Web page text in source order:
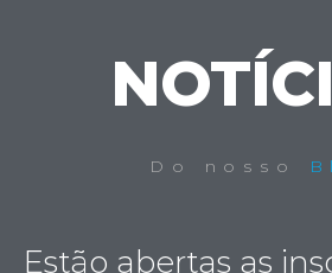
Do nosso
Estão abertas as